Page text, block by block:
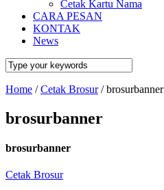
Cetak Kartu Nama
CARA PESAN
KONTAK
News
Home / Cetak Brosur / brosurbanner
brosurbanner
brosurbanner
Cetak Brosur